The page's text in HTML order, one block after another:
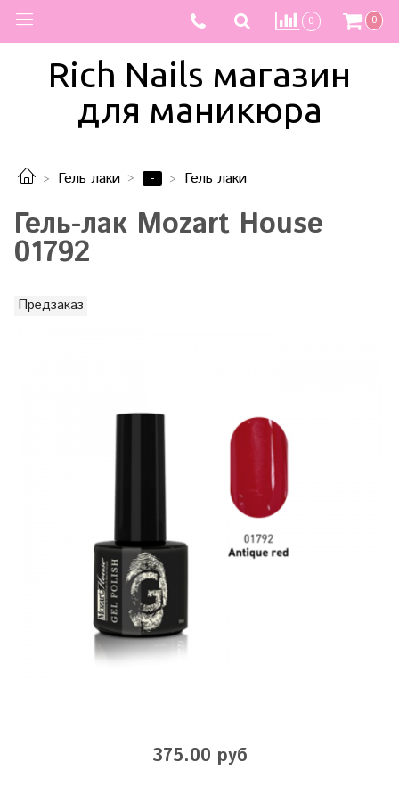
0 0
Rich Nails магазин
для маникюра
Гель лаки - Гель лаки
Гель-лак Mozart House
01792
Предзаказ
375.00 руб